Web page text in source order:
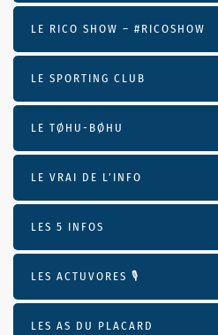
LE RICO SHOW – #RICOSHOW
LE SPORTING CLUB
LE TØHU-BØHU
LE VRAI DE L’INFO
LES 5 INFOS
LES ACTUVORES 🎙
LES AS DU PLACARD